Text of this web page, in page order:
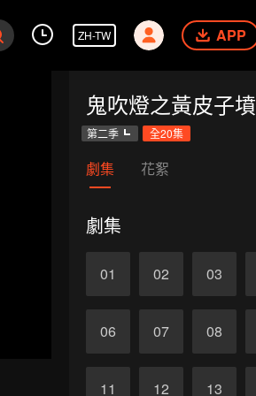
ZH-TW APP
鬼吹燈之黃皮子墳
第二季 全20集
劇集 花絮
劇集
01 02 03
06 07 08
11 12 13